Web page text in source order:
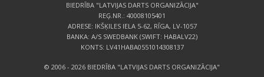
BIEDRĪBA "LATVIJAS DARTS ORGANIZĀCIJA"
REĢ.NR.: 40008105401
ADRESE: IKŠĶILES IELA 5-62, RĪGA, LV-1057
BANKA: A/S SWEDBANK (SWIFT: HABALV22)
KONTS: LV41HABA0551014308137
© 2006 - 2026 BIEDRĪBA "LATVIJAS DARTS ORGANIZĀCIJA"